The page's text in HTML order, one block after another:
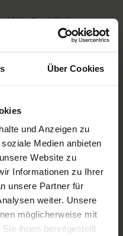
Über Cookies
und Anzeigen zu
Medien anbieten
Website zu
Informationen zu Ihrer
unsere Partner für
weiter. Unsere
möglicherweise mit
ihnen bereitgestellt
richtige Praxis für heute